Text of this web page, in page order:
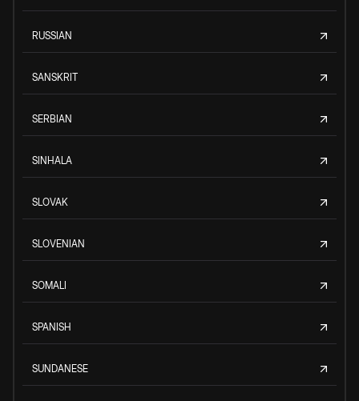
RUSSIAN
SANSKRIT
SERBIAN
SINHALA
SLOVAK
SLOVENIAN
SOMALI
SPANISH
SUNDANESE